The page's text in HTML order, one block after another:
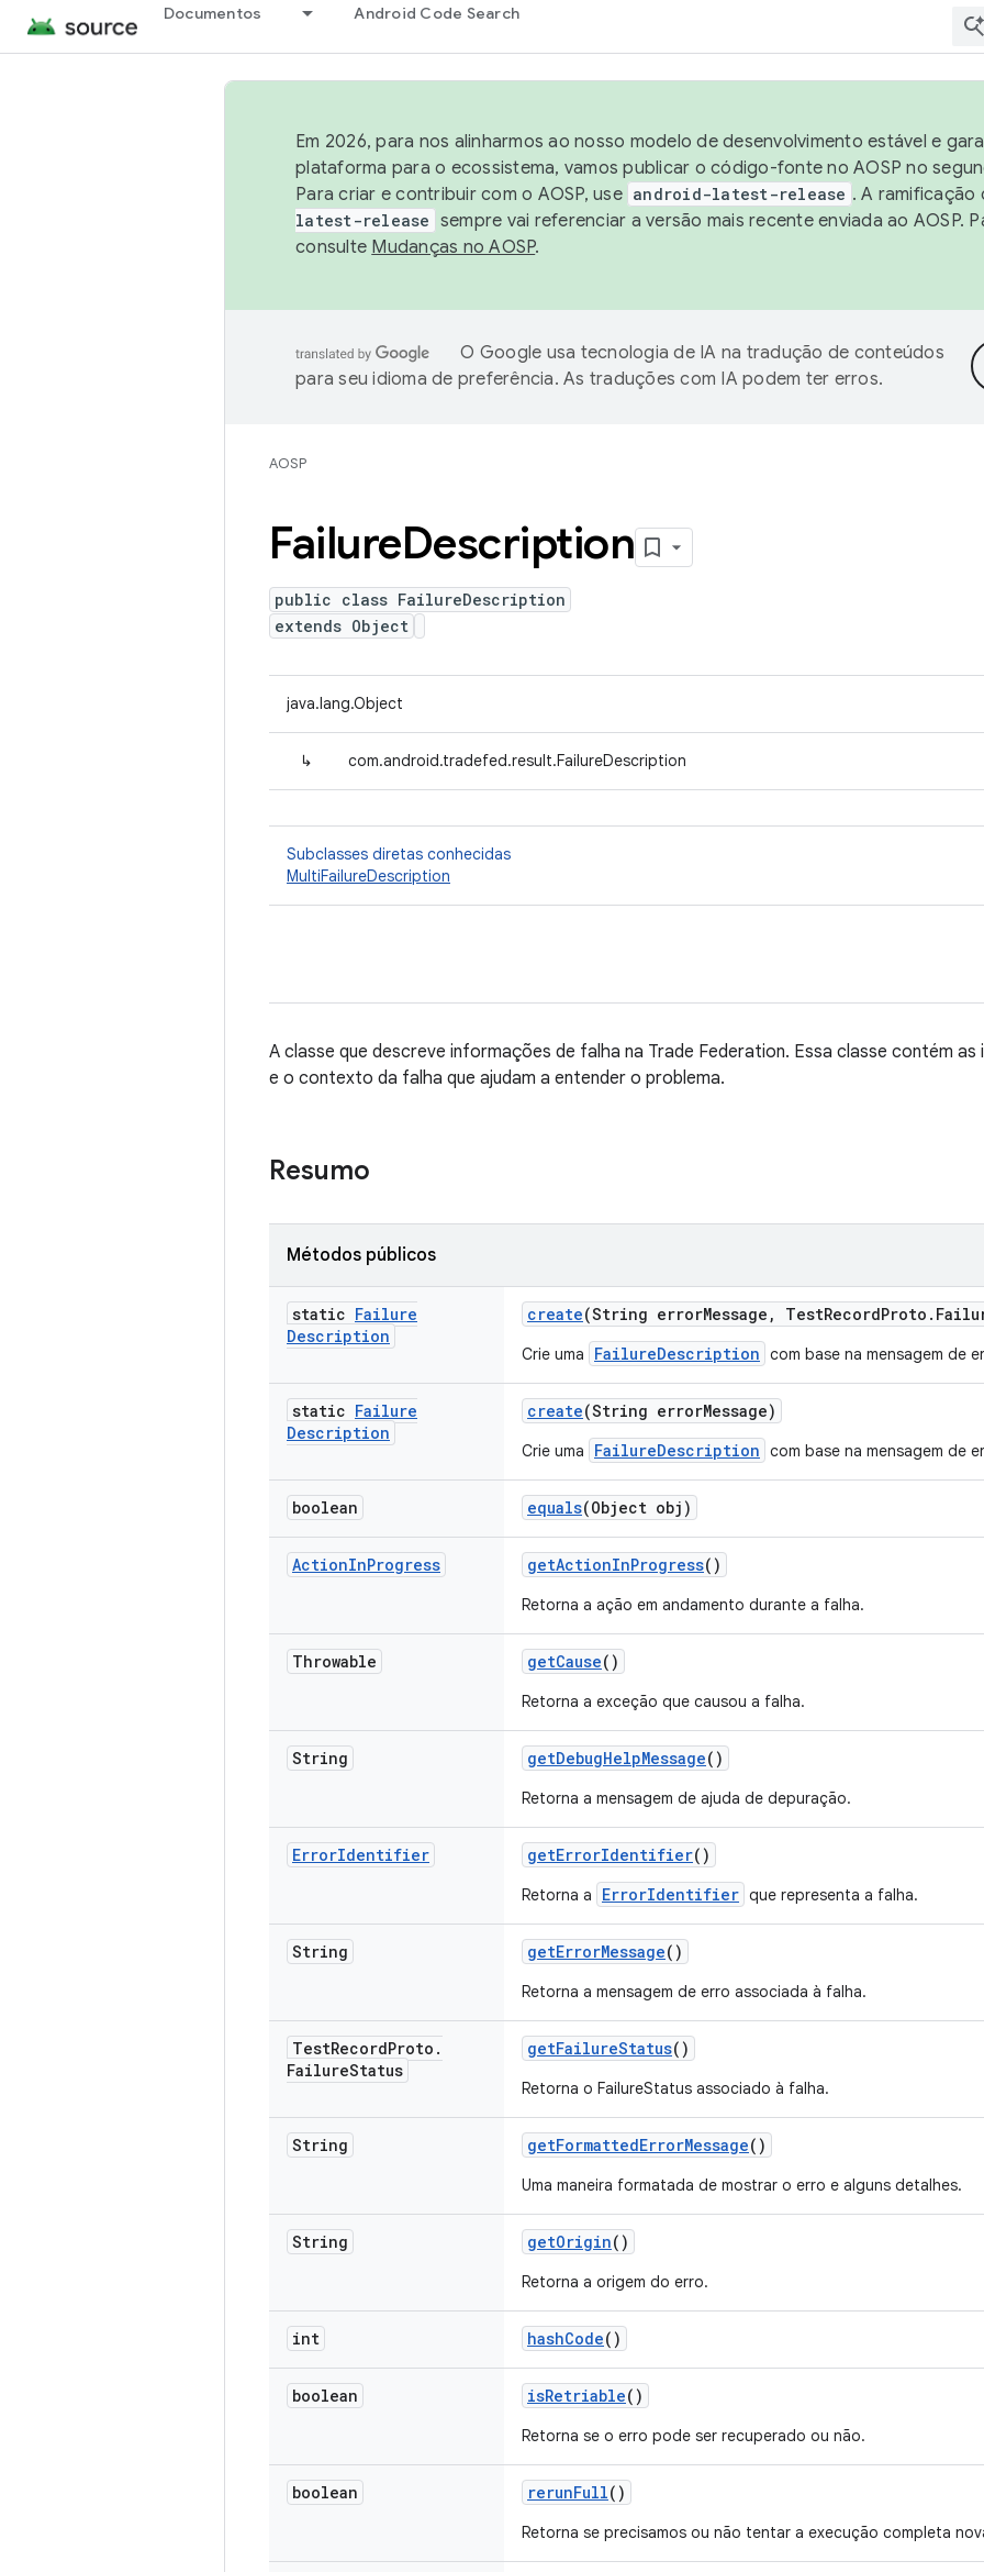
Documentos Android Code Search
Em 2026, para nos alinharmos ao nosso modelo de desenvolvimento estável e
plataforma para o ecossistema, vamos publicar o código-fonte no AOSP no
Para criar e contribuir com o AOSP, use android-latest-release . A ramificação
latest-release sempre vai referenciar a versão mais recente enviada ao AOSP.
consulte Mudanças no AOSP.
O Google usa tecnologia de IA na tradução de conteúdos
para seu idioma de preferência. As traduções com IA podem ter erros.
AOSP
FailureDescription
public class FailureDescription
extends Object
java.lang.Object
↳ com.android.tradefed.result.FailureDescription
Subclasses diretas conhecidas
MultiFailureDescription
A classe que descreve informações de falha na Trade Federation. Essa classe contém
e o contexto da falha que ajudam a entender o problema.
Resumo
Métodos públicos
static Failure
Description
create(String errorMessage , TestRecordProto .
Crie uma FailureDescription com base na mensagem de
static Failure
Description
create(String errorMessage)
Crie uma FailureDescription com base na mensagem de
boolean equals(Object obj)
ActionInProgress getActionInProgress()
Retorna a ação em andamento durante a falha.
Throwable getCause()
Retorna a exceção que causou a falha.
String getDebugHelpMessage()
Retorna a mensagem de ajuda de depuração.
ErrorIdentifier getErrorIdentifier()
Retorna a ErrorIdentifier que representa a falha.
String getErrorMessage()
Retorna a mensagem de erro associada à falha.
TestRecordProto .
FailureStatus
getFailureStatus()
Retorna o FailureStatus associado à falha.
String getFormattedErrorMessage()
Uma maneira formatada de mostrar o erro e alguns detalhes.
String getOrigin()
Retorna a origem do erro.
int hashCode()
boolean isRetriable()
Retorna se o erro pode ser recuperado ou não.
boolean rerunFull()
Retorna se precisamos ou não tentar a execução completa